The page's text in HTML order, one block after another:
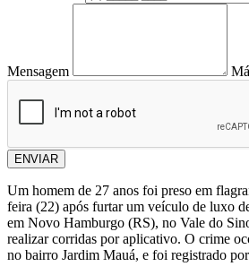
Mensagem
ENVIAR
Um homem de 27 anos foi preso em
feira (22) após furtar um veículo de luxo
em Novo Hamburgo (RS), no Vale do
realizar corridas por aplicativo. O crime
no bairro Jardim Mauá, e foi registrado